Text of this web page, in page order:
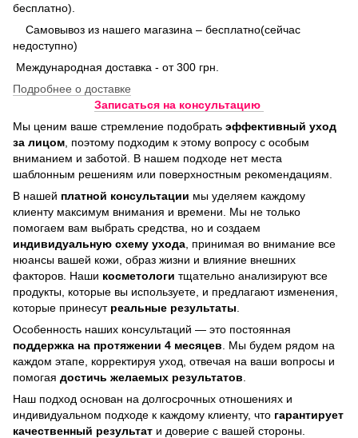
бесплатно).
Самовывоз из нашего магазина – бесплатно(сейчас
недоступно)
Международная доставка - от 300 грн.
Подробнее о доставке
Записаться на консультацию
Мы ценим ваше стремление подобрать эффективный уход
за лицом , поэтому подходим к этому вопросу с особым
вниманием и заботой. В нашем подходе нет места
шаблонным решениям или поверхностным рекомендациям.
В нашей платной консультации мы уделяем каждому
клиенту максимум внимания и времени. Мы не только
помогаем вам выбрать средства, но и создаем
индивидуальную схему ухода , принимая во внимание все
нюансы вашей кожи, образ жизни и влияние внешних
факторов. Наши косметологи тщательно анализируют все
продукты, которые вы используете, и предлагают изменения,
которые принесут реальные результаты
Особенность наших консультаций — это постоянная
поддержка на протяжении 4 месяцев . Мы будем рядом на
каждом этапе, корректируя уход, отвечая на ваши вопросы и
помогая достичь желаемых результатов
Наш подход основан на долгосрочных отношениях и
индивидуальном подходе к каждому клиенту, что гарантирует
качественный результат и доверие с вашей стороны.